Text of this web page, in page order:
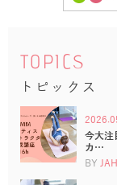
TOPICS
トピックス
今大注
カ…
BY